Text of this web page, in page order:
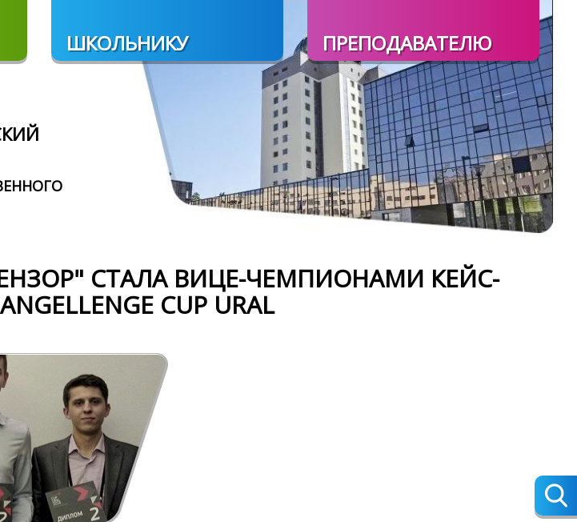
ШКОЛЬНИКУ ПРЕПОДАВАТЕЛЮ
СТАЛА ВИЦЕ-ЧЕМПИОНАМИ КЕЙС-
CUP URAL